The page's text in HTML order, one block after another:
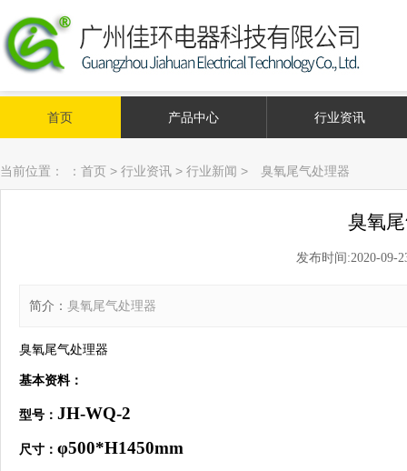
首页 产品中心 行业资讯
当前位置： ： 首页 > 行业资讯 > 行业新闻 > 臭氧尾气处理器
臭氧
发布时间:2020-09-
简介： 臭氧尾气处理器
臭氧尾气处理器
基本资料：
型号： JH-WQ-2
尺寸： φ500*H1450mm